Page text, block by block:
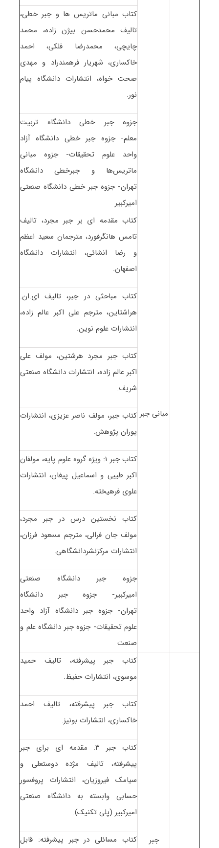
کتاب مبانی ماتریس ها و جبر خطی،
تالیف محمدحسن بیژن زاده، محمد
چایچی، محمدرضا فلکی، احمد
خاکساری، شهریار فرهمندراد و مهدی
صحت خواه، انتشارات دانشگاه پیام
نور.
جزوه جبر خطی دانشگاه تربیت
معلم- جزوه جبر خطی دانشگاه آزاد
واحد علوم تحقیقات- جزوه مبانی
ماتریس‌ها و جبرخطی دانشگاه
تهران- جزوه جبر خطی دانشگاه صنعتی
امیرکبیر
مبانی جبر
کتاب مقدمه ای بر جبر مجرد، تالیف
تامس هانگرفورد، مترجمان سعید اعظم
و رضا انشائی، انتشارات دانشگاه
اصفهان.
کتاب مباحثی در جبر، تالیف ای.ان.
هراشتاین، مترجم علی اکبر عالم زاده،
انتشارات علوم نوین.
کتاب جبر مجرد هرشتین، مولف علی
اکبر عالم زاده، انتشارات دانشگاه صنعتی
شریف.
کتاب جبر، مولف ناصر عزیزی، انتشارات
پوران پژوهش.
کتاب جبر ۱: ویژه گروه علوم پایه، مولفان
اکبر طیبی و اسماعیل پیغان، انتشارات
علوی فرهیخته.
کتاب نخستین درس در جبر مجرد،
مولف جان فرالی، مترجم مسعود فرزان،
انتشارات مرکزنشردانشگاهی.
جزوه جبر دانشگاه صنعتی
امیرکبیر- جزوه جبر دانشگاه
تهران- جزوه جبر دانشگاه آزاد واحد
علوم تحقیقات- جزوه جبر دانشگاه علم و
صنعت
جبر
کتاب جبر پیشرفته، تالیف حمید
موسوی، انتشارات حفیظ.
کتاب جبر پیشرفته، تالیف احمد
خاکساری، انتشارات بونیز.
کتاب جبر ۳: مقدمه ای برای جبر
پیشرفته، تالیف مژده دوستعلی و
سیامک فیروزیان، انتشارات پروفسور
حسابی وابسته به دانشگاه صنعتی
امیرکبیر (پلی تکنیک).
کتاب مسائلی در جبر پیشرفته: قابل